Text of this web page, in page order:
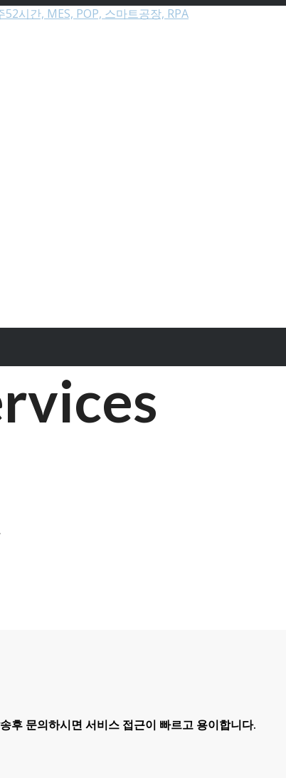
후 문의하시면 서비스 접근이 빠르고 용이합니다.